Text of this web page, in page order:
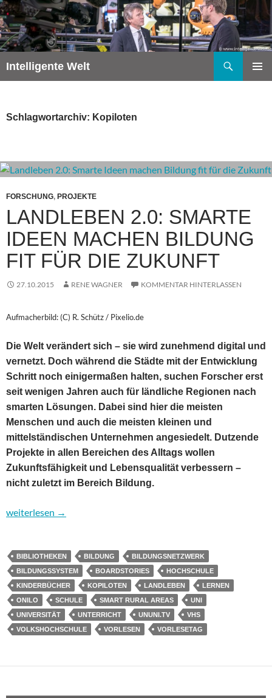
Zum
Inhalt
springen
Intelligente Welt
Schlagwortarchiv: Kopiloten
FORSCHUNG, PROJEKTE
LANDLEBEN 2.0: SMARTE
IDEEN MACHEN BILDUNG
FIT FÜR DIE ZUKUNFT
27.10.2015 RENE WAGNER KOMMENTAR HINTERLASSEN
Aufmacherbild: (C) R. Schütz / Pixelio.de
Die Welt verändert sich – sie wird zunehmend digital und
vernetzt. Doch während die Städte mit der Entwicklung
Schritt noch einigermaßen halten, suchen Forscher erst
seit wenigen Jahren auch für ländliche Regionen nach
smarten Lösungen. Dabei sind hier die meisten
Menschen und auch die meisten kleinen und
mittelständischen Unternehmen angesiedelt. Dutzende
Projekte in allen Bereichen des Alltags wollen
Zukunftsfähigkeit und Lebensqualität verbessern –
nicht zuletzt im Bereich Bildung.
Landleben 2.0: Smarte Ideen machen Bildung fit für die Zukunft
weiterlesen →
BIBLIOTHEKEN BILDUNG
BILDUNGSNETZWERK
BILDUNGSSYSTEM
BOARDSTORIES
HOCHSCHULE
KINDERBÜCHER
KOPILOTEN LANDLEBEN
LERNEN
ONILO
SCHULE SMART RURAL AREAS
UNI
UNIVERSITÄT
UNTERRICHT UNUNI.TV
VHS
VOLKSHOCHSCHULE
VORLESEN VORLESETAG